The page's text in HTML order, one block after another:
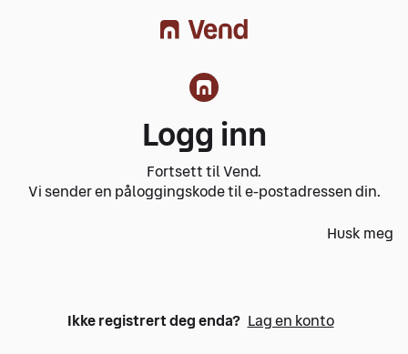
Logg inn
Fortsett til Vend.
Vi sender en påloggingskode til e-postadressen din.
Husk meg
Ikke registrert deg enda? Lag en konto